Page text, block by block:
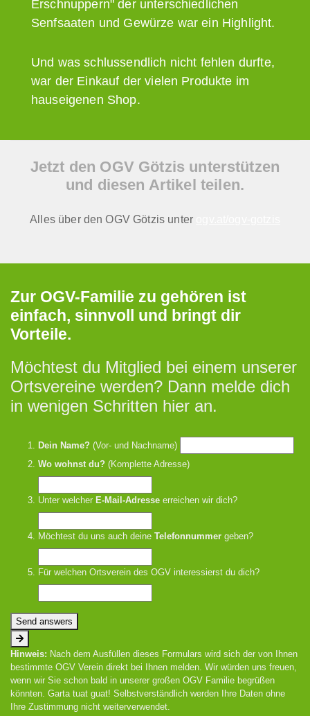
Erschnuppern" der unterschiedlichen
Senfsaaten und Gewürze war ein Highlight.
Und was schlussendlich nicht fehlen durfte,
war der Einkauf der vielen Produkte im
hauseigenen Shop.
Jetzt den OGV Götzis unterstützen
und diesen Artikel teilen.
Alles über den OGV Götzis unter
Zur OGV-Familie zu gehören ist
einfach, sinnvoll und bringt dir
Vorteile.
Möchtest du Mitglied bei einem unserer
Ortsvereine werden? Dann melde dich
in wenigen Schritten hier an.
Dein Name? (Vor- und Nachname)
Wo wohnst du? (Komplette Adresse)
Unter welcher E-Mail-Adresse erreichen wir dich?
Möchtest du uns auch deine Telefonnummer geben?
Für welchen Ortsverein des OGV interessierst du dich?
Send answers
Hinweis: Nach dem Ausfüllen dieses Formulars wird sich der von Ihnen
bestimmte OGV Verein direkt bei Ihnen melden. Wir würden uns freuen,
wenn wir Sie schon bald in unserer großen OGV Familie begrüßen
könnten. Garta tuat guat! Selbstverständlich werden Ihre Daten ohne
Ihre Zustimmung nicht weiterverwendet.